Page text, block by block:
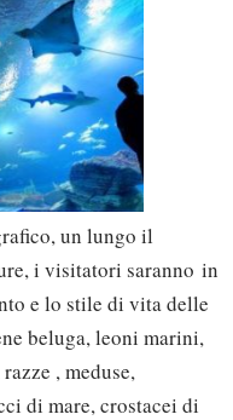
un lungo il
i visitatori saranno in
e lo stile di vita delle
beluga, leoni marini,
, meduse,
di mare, crostacei di